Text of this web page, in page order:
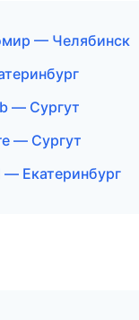
— Челябинск
— Сургут
— Сургут
— Екатеринбург